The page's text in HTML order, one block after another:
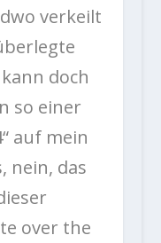
verkeilt
doch
so einer
auf mein
nein, das
over the